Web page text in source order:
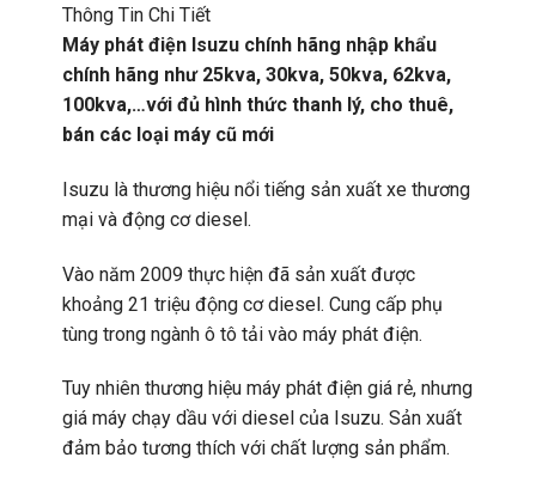
Thông Tin Chi Tiết
Máy phát điện Isuzu chính hãng nhập khẩu
chính hãng như 25kva, 30kva, 50kva, 62kva,
100kva,…với đủ hình thức thanh lý, cho thuê,
bán các loại máy cũ mới
Isuzu là thương hiệu nổi tiếng sản xuất xe thương
mại và động cơ diesel.
Vào năm 2009 thực hiện đã sản xuất được
khoảng 21 triệu động cơ diesel. Cung cấp phụ
tùng trong ngành ô tô tải vào máy phát điện.
Tuy nhiên thương hiệu máy phát điện giá rẻ, nhưng
giá máy chạy dầu với diesel của Isuzu. Sản xuất
đảm bảo tương thích với chất lượng sản phẩm.